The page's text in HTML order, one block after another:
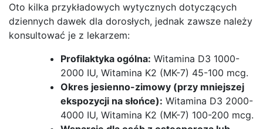
Oto kilka przykładowych wytycznych dotyczących
dziennych dawek dla dorosłych, jednak zawsze należy
konsultować je z lekarzem:
Profilaktyka ogólna: Witamina D3 1000-
2000 IU, Witamina K2 (MK-7) 45-100 mcg.
Okres jesienno-zimowy (przy mniejszej
ekspozycji na słońce): Witamina D3 2000-
4000 IU, Witamina K2 (MK-7) 100-200 mcg.